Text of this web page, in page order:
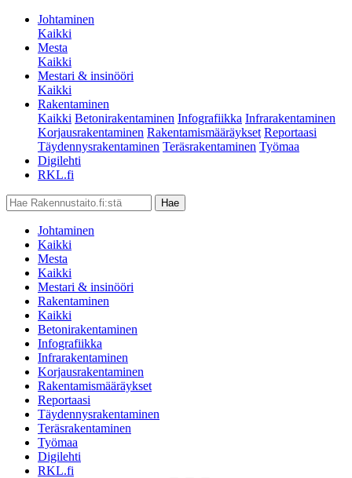
Johtaminen
Kaikki
Mesta
Kaikki
Mestari & insinööri
Kaikki
Rakentaminen
Kaikki Betonirakentaminen Infografiikka Infrarakentaminen
Korjausrakentaminen Rakentamismääräykset Reportaasi
Täydennysrakentaminen Teräsrakentaminen Työmaa
Digilehti
RKL.fi
Johtaminen
Kaikki
Mesta
Kaikki
Mestari & insinööri
Rakentaminen
Kaikki
Betonirakentaminen
Infografiikka
Infrarakentaminen
Korjausrakentaminen
Rakentamismääräykset
Reportaasi
Täydennysrakentaminen
Teräsrakentaminen
Työmaa
Digilehti
RKL.fi